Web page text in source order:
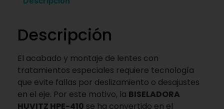
Descripción
El acabado y montaje de lentes con
tratamientos especiales requiere tecnología
que evite fallas por deslizamiento o desajustes
en el eje. Por este motivo, la BISELADORA
HUVITZ HPE-410 se ha convertido en el